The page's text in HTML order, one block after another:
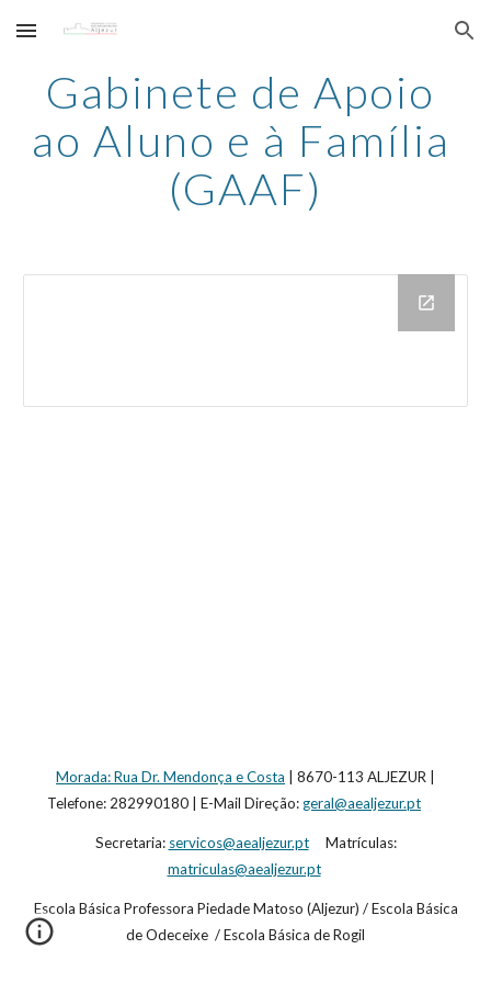
Skip to main content Skip to navigation
Gabinete de Apoio
ao Aluno e à Família
(GAAF)
Morada: Rua Dr. Mendonça e Costa
| 8670-113 ALJEZUR |
Telefone: 282990180 | E-Mail Direção:geral@aealjezur.pt
Secretaria: servicos@aealjezur.ptMatrículas:
matriculas@aealjezur.pt
Escola Básica Professora Piedade Matoso (Aljezur) / Escola Básica
de Odeceixe / Escola Básica de Rogil